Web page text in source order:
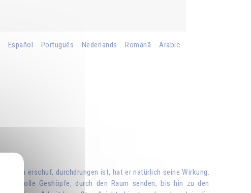
Español Português Nederlands Românã Arabic
ihn erschuf, durchdrungen ist, hat er natürlich seine Wirkung.
Geshöpfe, durch den Raum senden, bis hin zu den